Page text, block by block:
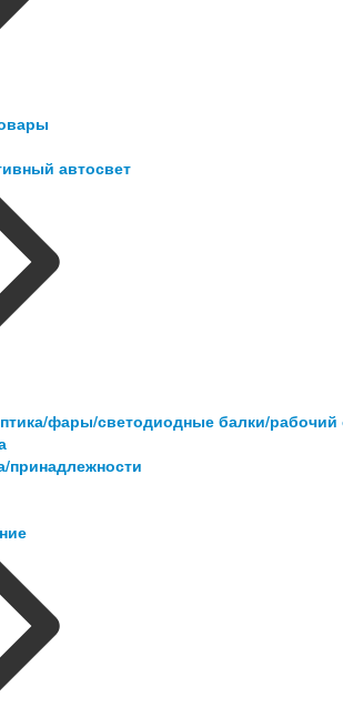
автосвет
фары/светодиодные балки/рабочий
принадлежности